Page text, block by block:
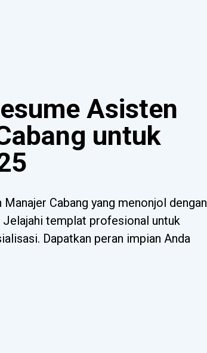
Asisten
untuk
Cabang yang menonjol dengan
templat profesional untuk
Dapatkan peran impian Anda